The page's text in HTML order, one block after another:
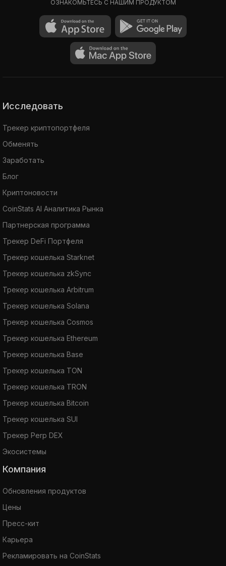
ОЗНАКОМЬТЕСЬ С НАШИМ ПРОДУКТОМ
Исследовать
Трекер криптопортфеля
Обменять
Заработать
Блог
Криптоновости
CoinStats AI Аналитика Рынка
Партнерская программа
Трекер DeFi Портфеля
Трекер кошелька Starknet
Трекер кошелька zkSync
Трекер кошелька Arbitrum
Трекер кошелька Solana
Трекер кошелька Cosmos
Трекер кошелька Ethereum
Трекер кошелька Base
Трекер кошелька TON
Трекер кошелька TRON
Трекер кошелька Bitcoin
Трекер кошелька SUI
Трекер Perp DEX
Экосистемы
Компания
Обновления продуктов
Цены
Пресс-кит
Карьера
Рекламировать на CoinStats